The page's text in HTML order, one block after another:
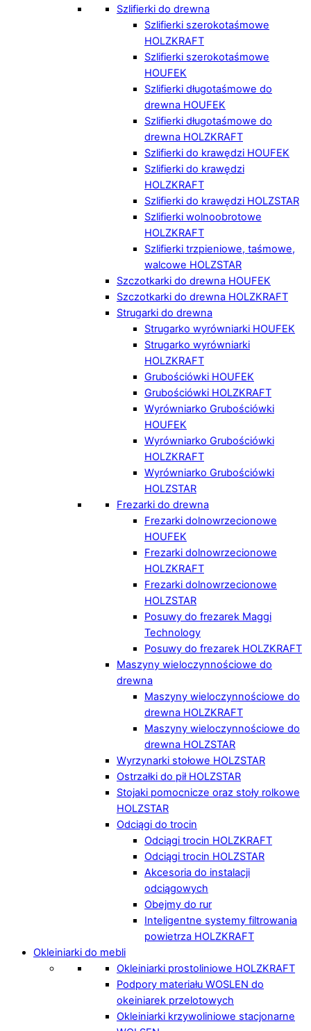
Szlifierki do drewna
Szlifierki szerokotaśmowe
HOLZKRAFT
Szlifierki szerokotaśmowe
HOUFEK
Szlifierki długotaśmowe do
drewna HOUFEK
Szlifierki długotaśmowe do
drewna HOLZKRAFT
Szlifierki do krawędzi HOUFEK
Szlifierki do krawędzi
HOLZKRAFT
Szlifierki do krawędzi HOLZSTAR
Szlifierki wolnoobrotowe
HOLZKRAFT
Szlifierki trzpieniowe, taśmowe,
walcowe HOLZSTAR
Szczotkarki do drewna HOUFEK
Szczotkarki do drewna HOLZKRAFT
Strugarki do drewna
Strugarko wyrówniarki HOUFEK
Strugarko wyrówniarki
HOLZKRAFT
Grubościówki HOUFEK
Grubościówki HOLZKRAFT
Wyrówniarko Grubościówki
HOUFEK
Wyrówniarko Grubościówki
HOLZKRAFT
Wyrówniarko Grubościówki
HOLZSTAR
Frezarki do drewna
Frezarki dolnowrzecionowe
HOUFEK
Frezarki dolnowrzecionowe
HOLZKRAFT
Frezarki dolnowrzecionowe
HOLZSTAR
Posuwy do frezarek Maggi
Technology
Posuwy do frezarek HOLZKRAFT
Maszyny wieloczynnościowe do
drewna
Maszyny wieloczynnościowe do
drewna HOLZKRAFT
Maszyny wieloczynnościowe do
drewna HOLZSTAR
Wyrzynarki stołowe HOLZSTAR
Ostrzałki do pił HOLZSTAR
Stojaki pomocnicze oraz stoły rolkowe
HOLZSTAR
Odciągi do trocin
Odciągi trocin HOLZKRAFT
Odciągi trocin HOLZSTAR
Akcesoria do instalacji
odciągowych
Obejmy do rur
Inteligentne systemy filtrowania
powietrza HOLZKRAFT
Okleiniarki do mebli
Okleiniarki prostoliniowe HOLZKRAFT
Podpory materiału WOSLEN do
okeiniarek przelotowych
Okleiniarki krzywoliniowe stacjonarne